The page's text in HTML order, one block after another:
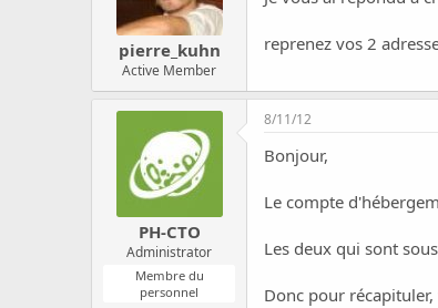
pierre_kuhn
Active Member
reprenez vos 2
PH-CTO
Administrator
Membre du
personnel
8/11/12
Bonjour,
Le compte
Les deux qui sont
Donc pour